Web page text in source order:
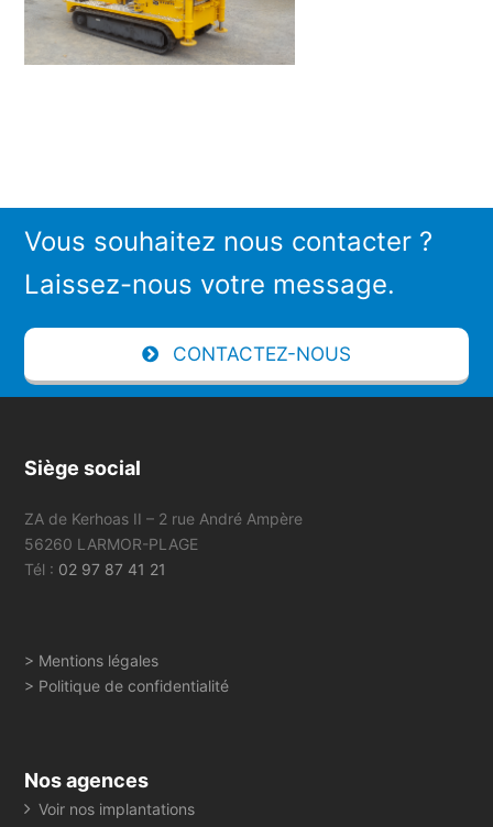
Vous souhaitez nous contacter ?
Laissez-nous votre message.
CONTACTEZ-NOUS
Siège social
ZA de Kerhoas II – 2 rue André Ampère
56260 LARMOR-PLAGE
Tél : 02 97 87 41 21
> Mentions légales
> Politique de confidentialité
Nos agences
Voir nos implantations